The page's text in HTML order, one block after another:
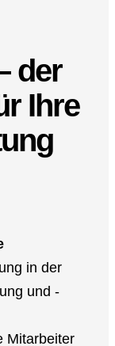
der
Ihre
in der
und -
Mitarbeiter